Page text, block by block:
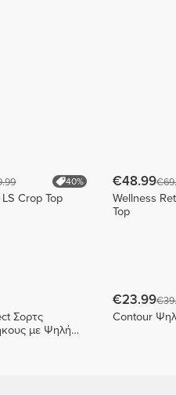
40%
Crop Top
€48.99
Wellness
Top
Σορτς
με Ψηλή
€23.99
Contour